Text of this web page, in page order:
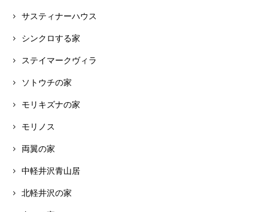
サスティナーハウス
シンクロする家
ステイマークヴィラ
ソトウチの家
モリキズナの家
モリノス
両翼の家
中軽井沢青山居
北軽井沢の家